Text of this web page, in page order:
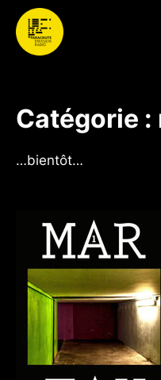
Catégorie :
…bientôt…